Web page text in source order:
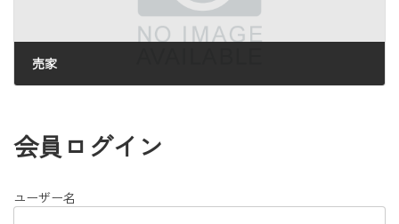
売家
会員ログイン
ユーザー名